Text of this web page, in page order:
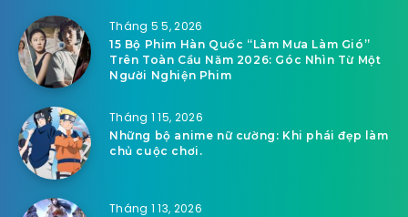
Tháng 5 5, 2026
15 Bộ Phim Hàn Quốc “Làm Mưa Làm Gió”
Trên Toàn Cầu Năm 2026: Góc Nhìn Từ Một
Người Nghiện Phim
Tháng 1 15, 2026
Những bộ anime nữ cường: Khi phái đẹp làm
chủ cuộc chơi.
Tháng 1 13, 2026